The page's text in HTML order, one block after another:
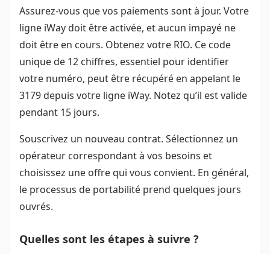
Assurez-vous que vos paiements sont à jour. Votre
ligne iWay doit être activée, et aucun impayé ne
doit être en cours. Obtenez votre RIO. Ce code
unique de 12 chiffres, essentiel pour identifier
votre numéro, peut être récupéré en appelant le
3179 depuis votre ligne iWay. Notez qu’il est valide
pendant 15 jours.
Souscrivez un nouveau contrat. Sélectionnez un
opérateur correspondant à vos besoins et
choisissez une offre qui vous convient. En général,
le processus de portabilité prend quelques jours
ouvrés.
Quelles sont les étapes à suivre ?